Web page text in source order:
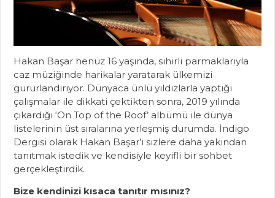
Hakan Başar henüz 16 yaşında, sihirli parmaklarıyla
caz müziğinde harikalar yaratarak ülkemizi
gururlandırıyor. Dünyaca ünlü yıldızlarla yaptığı
çalışmalar ile dikkati çektikten sonra, 2019 yılında
çıkardığı ‘On Top of the Roof’ albümü ile dünya
listelerinin üst sıralarına yerleşmiş durumda. İndigo
Dergisi olarak Hakan Başar’ı sizlere daha yakından
tanıtmak istedik ve kendisiyle keyifli bir sohbet
gerçekleştirdik.
Bize kendinizi kısaca tanıtır mısınız?